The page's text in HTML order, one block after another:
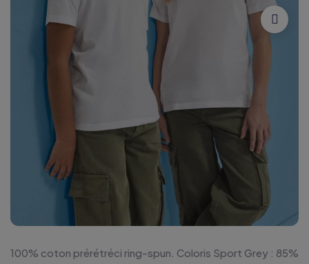
100% coton prérétréci ring-spun. Coloris Sport Grey : 85%